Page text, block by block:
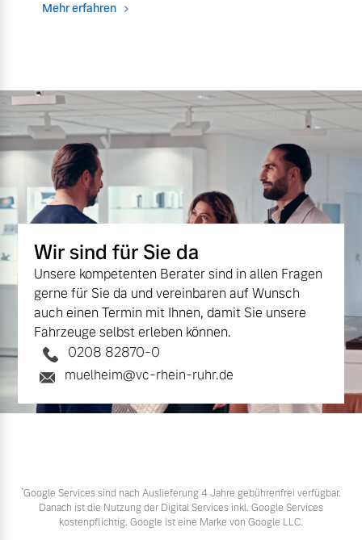
Mehr erfahren
Wir sind für Sie da
Unsere kompetenten Berater sind in allen Fragen
gerne für Sie da und vereinbaren auf Wunsch
auch einen Termin mit Ihnen, damit Sie unsere
Fahrzeuge selbst erleben können.
0208 82870-0
muelheim@vc-rhein-ruhr.de
*Google Services sind nach Auslieferung 4 Jahre gebührenfrei verfügbar.
Danach ist die Nutzung der Digital Services inkl. Google Services
kostenpflichtig. Google ist eine Marke von Google LLC.